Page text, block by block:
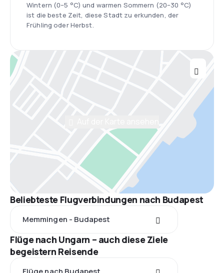
Wintern (0–5 °C) und warmen Sommern (20–30 °C)
ist die beste Zeit, diese Stadt zu erkunden, der
Frühling oder Herbst.
Beliebteste Flugverbindungen nach Budapest
Memmingen - Budapest
Flüge nach Ungarn – auch diese Ziele
begeistern Reisende